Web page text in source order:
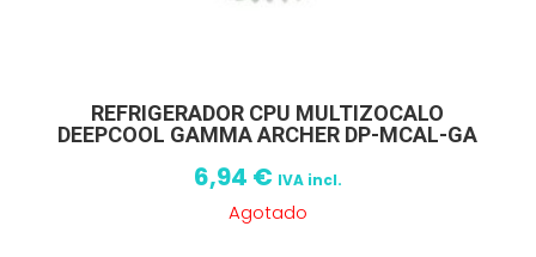
REFRIGERADOR CPU MULTIZOCALO
DEEPCOOL GAMMA ARCHER DP-MCAL-GA
6,94 € IVA incl.
Agotado